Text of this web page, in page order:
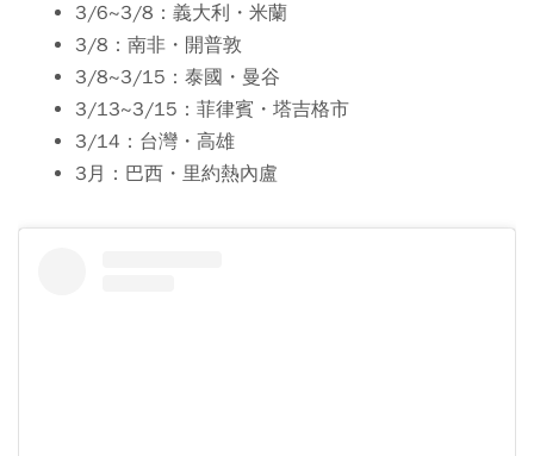
3/6~3/8：義大利・米蘭
3/8：南非・開普敦
3/8~3/15：泰國・曼谷
3/13~3/15：菲律賓・塔吉格市
3/14：台灣・高雄
3月：巴西・里約熱內盧